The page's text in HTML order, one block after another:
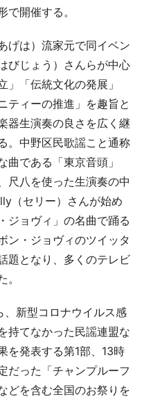
開催する。
げは）流家元で同イベン
びじょう）さんらが中心
」「伝統文化の発展」
ティーの推進」を趣旨と
器生演奏の良さを広く継
。中野区民歌謡こと通称
曲である「東京音頭」
尺八を使った生演奏の中
（セリー）さんが始め
ジョヴィ」の名曲で踊る
ン・ジョヴィのツイッタ
題となり、多くのテレビ
新型コロナウイルス感
持てなかった民謡連盟な
を発表する第1部、13時
だった「チャンプルーフ
どを含む全国のお祭りを